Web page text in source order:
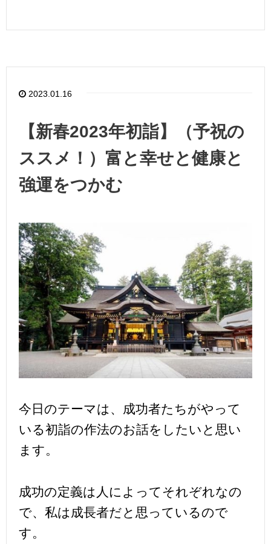
2023.01.16
【新春2023年初詣】（予祝の
ススメ！）富と幸せと健康と
強運をつかむ
今日のテーマは、成功者たちがやって
いる初詣の作法のお話をしたいと思い
ます。
成功の定義は人によってそれぞれなの
で、私は成長者だと思っているので
す。